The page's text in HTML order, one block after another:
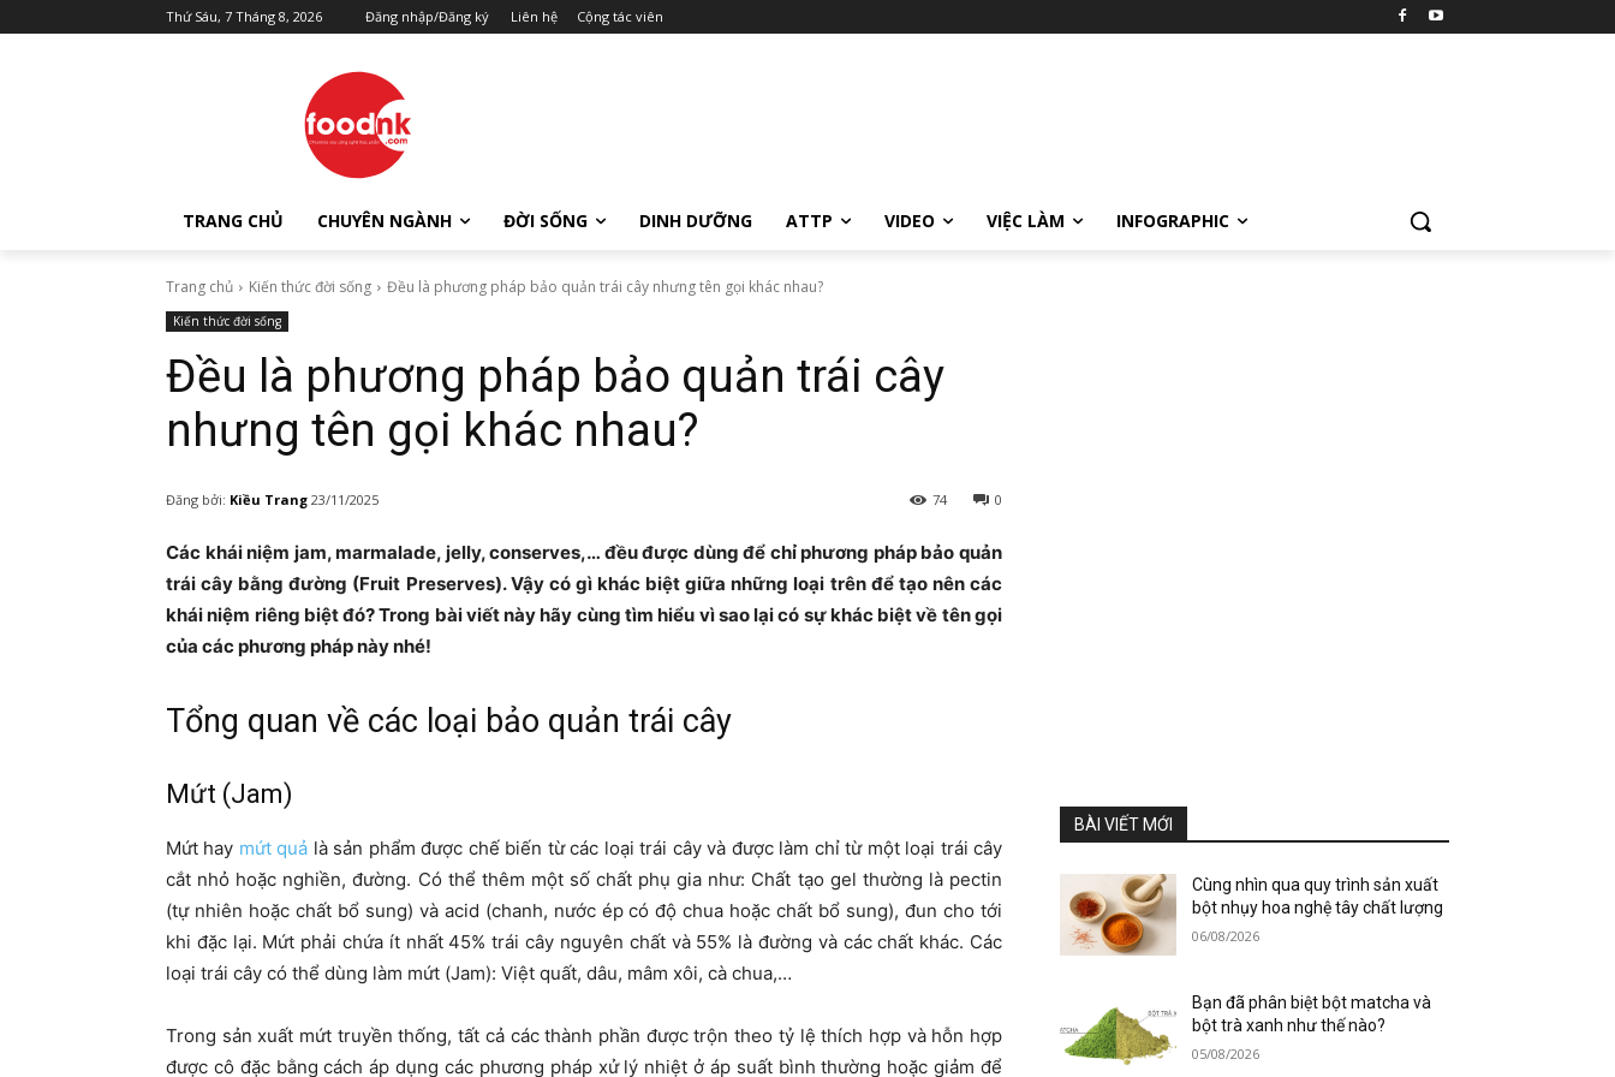
Thứ Sáu, 7 Tháng 8, 2026 Đăng nhập/Đăng ký Liên hệ Cộng tác viên
TRANG CHỦ CHUYÊN NGÀNH ĐỜI SỐNG DINH DƯỠNG ATTP VIDEO VIỆC LÀM INFOGRAPHIC
Trang chủ Kiến thức đời sống Đều là phương pháp bảo quản trái cây nhưng tên gọi khác nhau?
Kiến thức đời sống
Đều là phương pháp bảo quản trái cây
nhưng tên gọi khác nhau?
Đăng bởi: Kiều Trang 23/11/2025 0
74
Các khái niệm jam, marmalade, jelly, conserves,… đều được dùng để chỉ phương pháp bảo quản
trái cây bằng đường (Fruit Preserves). Vậy có gì khác biệt giữa những loại trên để tạo nên các
khái niệm riêng biệt đó? Trong bài viết này hãy cùng tìm hiểu vì sao lại có sự khác biệt về tên gọi
của các phương pháp này nhé!
Tổng quan về các loại bảo quản trái cây
Mứt (Jam)
Mứt hay mứt quả là sản phẩm được chế biến từ các loại trái cây và được làm chỉ từ một loại trái cây
cắt nhỏ hoặc nghiền, đường. Có thể thêm một số chất phụ gia như: Chất tạo gel thường là pectin
(tự nhiên hoặc chất bổ sung) và acid (chanh, nước ép có độ chua hoặc chất bổ sung), đun cho tới
khi đặc lại. Mứt phải chứa ít nhất 45% trái cây nguyên chất và 55% là đường và các chất khác. Các
loại trái cây có thể dùng làm mứt (Jam): Việt quất, dâu, mâm xôi, cà chua,…
Trong sản xuất mứt truyền thống, tất cả các thành phần được trộn theo tỷ lệ thích hợp và hỗn hợp
được cô đặc bằng cách áp dụng các phương pháp xử lý nhiệt ở áp suất bình thường hoặc giảm để
BÀI VIẾT MỚI
Cùng nhìn qua quy trình sản xuất
bột nhụy hoa nghệ tây chất lượng
06/08/2026
Bạn đã phân biệt bột matcha và
bột trà xanh như thế nào?
05/08/2026